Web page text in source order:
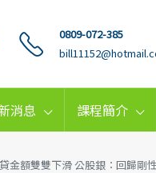
0809-072-385
消息 課程簡介
金額雙雙下滑 公股銀：回歸剛